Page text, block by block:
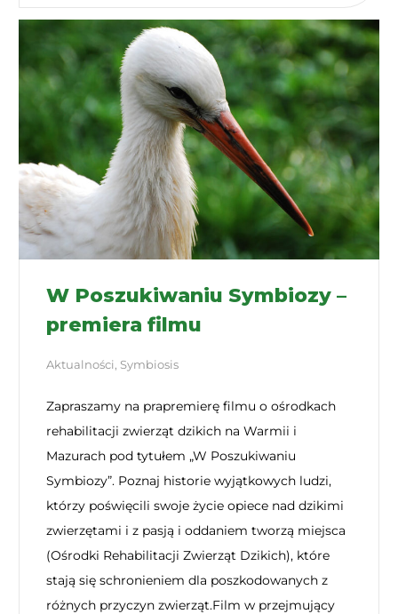
W Poszukiwaniu Symbiozy –
premiera filmu
Aktualności, Symbiosis
Zapraszamy na prapremierę filmu o ośrodkach
rehabilitacji zwierząt dzikich na Warmii i
Mazurach pod tytułem „W Poszukiwaniu
Symbiozy”. Poznaj historie wyjątkowych ludzi,
którzy poświęcili swoje życie opiece nad dzikimi
zwierzętami i z pasją i oddaniem tworzą miejsca
(Ośrodki Rehabilitacji Zwierząt Dzikich), które
stają się schronieniem dla poszkodowanych z
różnych przyczyn zwierząt.Film w przejmujący